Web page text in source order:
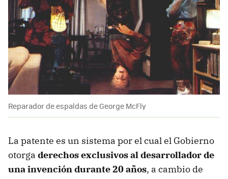
Reparador de espaldas de George McFly
La patente es un sistema por el cual el Gobierno
otorga derechos exclusivos al desarrollador de
una invención durante 20 años, a cambio de